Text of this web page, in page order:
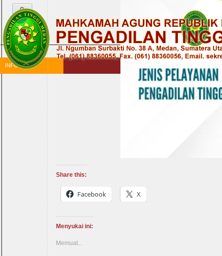
INFORMASI
0
Share this:
Facebook X
Menyukai ini:
Memuat...